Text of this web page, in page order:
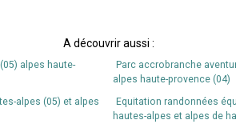
A découvrir aussi :
alpes haute-
Parc accrobranche
alpes haute-provence (04)
alpes (05) et alpes
Equitation randonnées
hautes-alpes et alpes de